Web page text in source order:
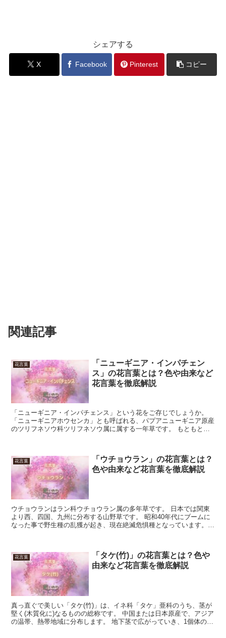
シェアする
X Facebook Pinterest コピー
関連記事
花言葉
「ニューギニア・インパチェン
ス」の花言葉とは？色や由来など
花言葉を徹底解説
「ニューギニア・インパチェンス」という花をご存じでしょうか。
「ニューギニアホウセンカ」とも呼ばれる、パプアニューギニア原産
のツリフネソウ科ツリフネソウ属に属する一年草です。 もともとニ
花言葉
「ウチョウラン」の花言葉とは？
色や由来など花言葉を徹底解説
ウチョウランはラン科ウチョウラン属の多年草です。 日本では関東
より西、四国、九州に分布する山野草です。 昭和40年代にブームに
なった事で野生種の乱獲が起き、現在絶滅危惧種となっています。
花言葉
「タケ(竹)」の花言葉とは？色や
由来など花言葉を徹底解説
真っ直ぐで美しい「タケ(竹)」は、イネ科「タケ」亜科のうち、茎が
堅く(木質化に)なるものの総称です。 中国または日本原産で、アジア
の温帯、熱帯地域に分布します。 地下茎で広がっていき、1個体のク